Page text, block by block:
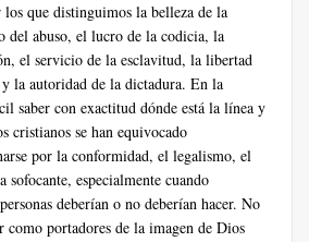
que distinguimos la belleza de la
del abuso, el lucro de la codicia, la
el servicio de la esclavitud, la libertad
la autoridad de la dictadura. En la
saber con exactitud dónde está la línea y
cristianos se han equivocado
por la conformidad, el legalismo, el
especialmente cuando
deberían o no deberían hacer. No
portadores de la imagen de Dios